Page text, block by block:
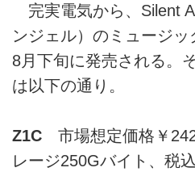
完実電気から、Silent
ンジェル）のミュージ
8月下旬に発売される。
は以下の通り。
Z1C 市場想定価格￥
レージ250Gバイト、税込